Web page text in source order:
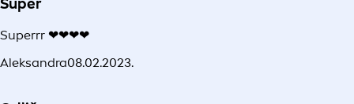
Superrr ❤❤❤❤
Aleksandra08.02.2023.